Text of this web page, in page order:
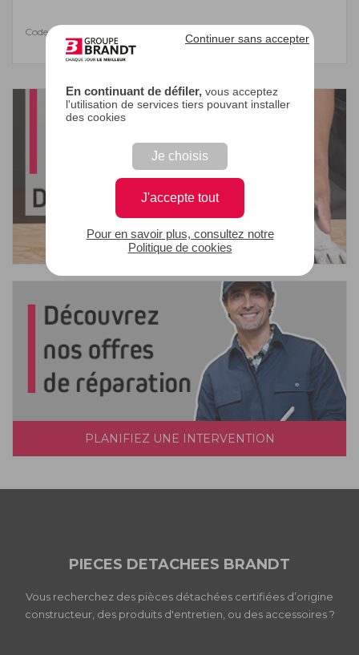
En continuant de défiler,vous acceptez
l'utilisation de services tiers pouvant installer
des cookies
Je choisis
J'accepte tout
Continuer sans accepter
Pour en savoir plus, consultez notre
Politique de cookies
Code EAN : 3251430503433
PLANIFIEZ UNE INTERVENTION
PIECES DETACHEES BRANDT
Vous recherchez des pièces détachées certifiées d’origine
constructeur, des produits d'entretien, ou des accessoires ?